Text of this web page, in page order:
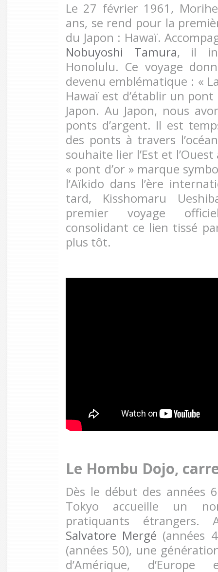
Le 27 février 1961,
ans, se rend pour la
du Japon : Hawaï.
Nobuyoshi Tamura, il
Honolulu. Ce voyage
devenu emblématique : «
Hawaï est d’établir un
Japon. Au Japon, nous
ponts d’argent. Il est
des ponts à travers
souhaite lier l’Est et
« pont d’or » marque
l’Aïkido dans l’ère
tard, Kisshomaru
premier voyage
consolidant ce lien tissé
plus tôt.
Le Hombu Dojo,
Dès le début des années
Tokyo accueille un
pratiquants étrangers.
Salvatore Mergé (années
(années 50), une
d’Amérique,